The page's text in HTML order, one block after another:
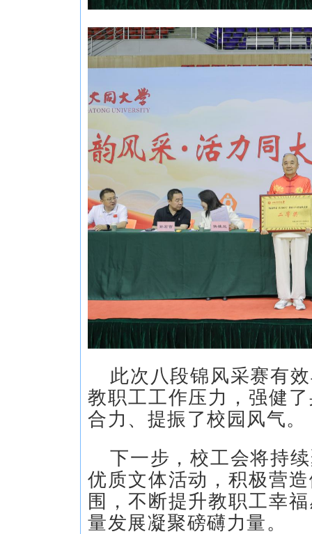
此次八段锦风采赛有
教职工工作压力，强健
合力、提振了校园风气。
下一步，校工会将持
优质文体活动，积极营
围，不断提升教职工幸
量发展凝聚磅礴力量。